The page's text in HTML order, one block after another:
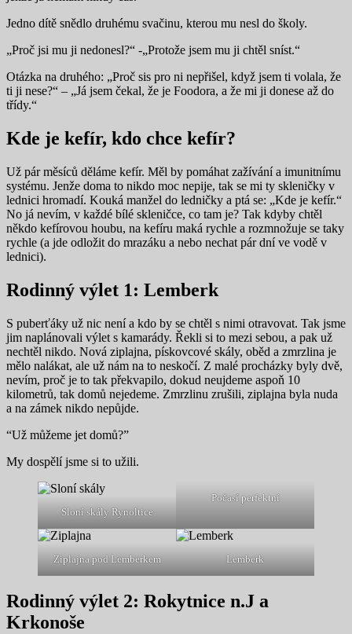
Jedno dítě snědlo druhému svačinu, kterou mu nesl do školy.
„Proč jsi mu ji nedonesl?“ -„Protože jsem mu ji chtěl sníst.“
Otázka na druhého: „Proč sis pro ni nepřišel, když jsem ti volala, že
ti ji nese?“ – „Já jsem čekal, že je Foodora, a že mi ji donese až do
třídy.“
Kde je kefír, kdo chce kefír?
Už pár měsíců děláme kefír. Měl by pomáhat zažívání a imunitnímu
systému. Jenže doma to nikdo moc nepije, tak se mi ty skleničky v
lednici hromadí. Kouká manžel do ledničky a ptá se: „Kde je kefír.“
No já nevím, v každé bílé skleničce, co tam je? Tak kdyby chtěl
někdo kefírovou houbu, na kefíru maká rychle a rozmnožuje se taky
rychle (a jde odložit do mrazáku a nebo nechat pár dní ve vodě v
lednici).
Rodinný výlet 1: Lemberk
S puberťáky už nic není a kdo by se chtěl s nimi otravovat. Tak jsme
jim naplánovali výlet s kamarády. Řekli si to mezi sebou, a pak už
nechtěl nikdo. Nová ziplajna, pískovcové skály, oběd a zmrzlina je
mělo nalákat, ale už nám na to neskočí. Z malé procházky byly dvě,
nevím, proč je to tak překvapilo, dokud neujdeme aspoň 10
kilometrů, tak domů nejedeme. Zmrzlinu zrušili, ziplajna byla nuda
a na zámek nikdo nepůjde.
“Už můžeme jet domů?”
My dospělí jsme si to užili.
Sloní skály Rynoltice
Počasí perfektní
Ziplajna pod Lemberkem Lemberk
Rodinný výlet 2: Rokytnice n.J a
Krkonoše